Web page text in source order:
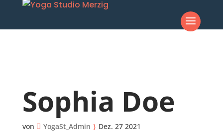
Sophia Doe
von YogaSt_Admin Dez. 27 2021